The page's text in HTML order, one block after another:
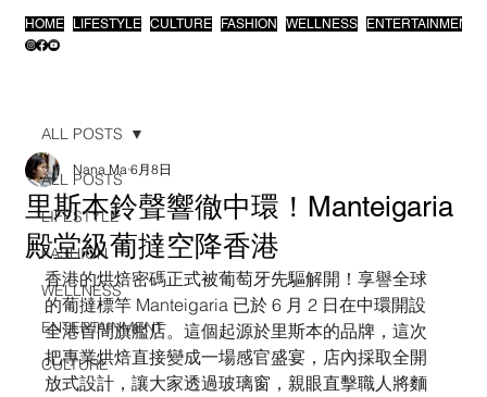
HOME LIFESTYLE CULTURE FASHION WELLNESS ENTERTAINMENT
ALL POSTS
LIFESTYLE
FASHION
WELLNESS
ENTERTAINMENT
CULTURE
ALL POSTS
里斯本鈴聲響徹中環！Manteigaria
殿堂級葡撻空降香港
Nana Ma 6月8日
香港的烘焙密碼正式被葡萄牙先驅解開！享譽全球
的葡撻標竿 Manteigaria 已於 6 月 2 日在中環開設
全港首間旗艦店。這個起源於里斯本的品牌，這次
把專業烘焙直接變成一場感官盛宴，店內採取全開
放式設計，讓大家透過玻璃窗，親眼直擊職人將麵